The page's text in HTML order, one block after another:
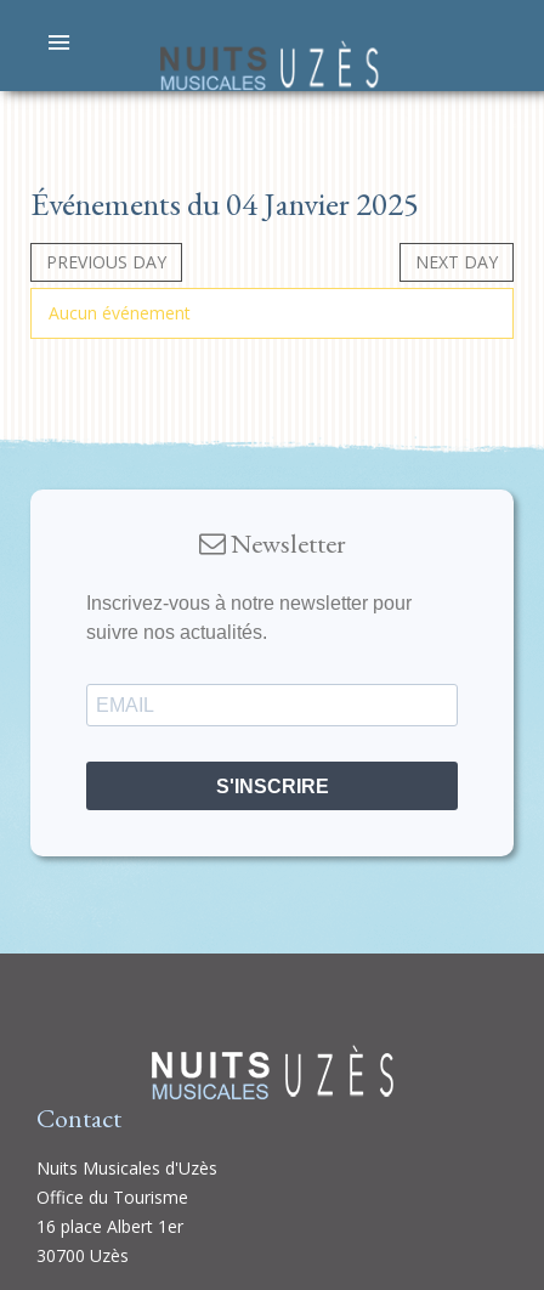
Événements du 04 Janvier 2025
PREVIOUS DAY NEXT DAY
Aucun événement
Newsletter
Inscrivez-vous à notre newsletter pour
suivre nos actualités.
S'INSCRIRE
Contact
Nuits Musicales d'Uzès
Office du Tourisme
16 place Albert 1er
30700 Uzès